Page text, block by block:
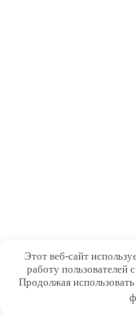
Этот веб-сайт
работу пользователей
Продолжая